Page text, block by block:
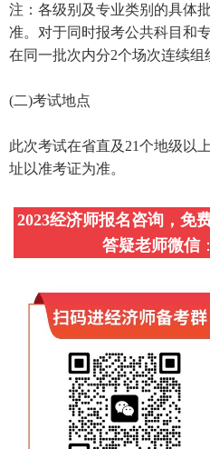
注：各级别及专业类别的具体
准。对于同时报考公共科目和
在同一批次内分2个场次连续组
(二)考试地点
此次考试在省直及21个地级以
址以准考证为准。
2023经济师报名咨询，免
答疑老师微信：